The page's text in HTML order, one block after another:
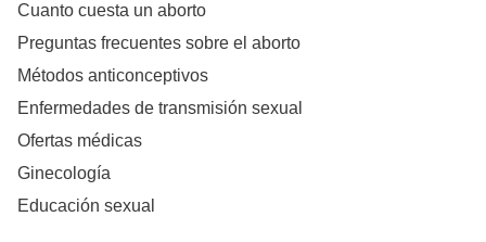
Cuanto cuesta un aborto
Preguntas frecuentes sobre el aborto
Métodos anticonceptivos
Enfermedades de transmisión sexual
Ofertas médicas
Ginecología
Educación sexual